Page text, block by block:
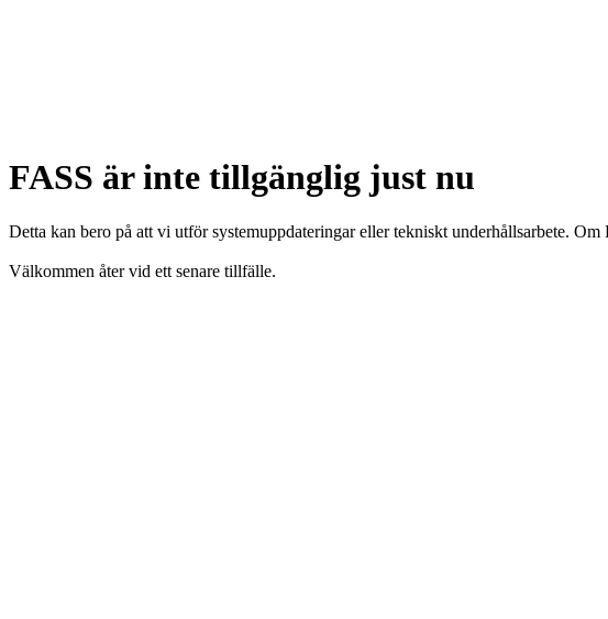
FASS är inte tillgänglig just nu
Detta kan bero på att vi utför systemuppdateringar eller tekniskt underhållsarbete.
Välkommen åter vid ett senare tillfälle.